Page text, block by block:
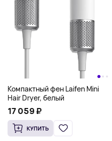
Компактный фен Laifen Mini
Hair Dryer, белый
17 059 ₽
КУПИТЬ